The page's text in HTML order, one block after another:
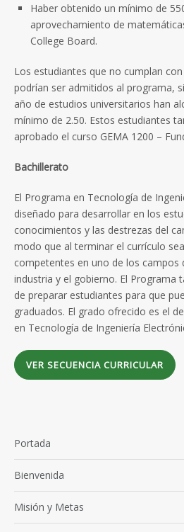
Haber obtenido un mínimo de
aprovechamiento de
College Board.
Los estudiantes que no cumplan
podrían ser admitidos al programa,
año de estudios universitarios han
mínimo de 2.50. Estos estudiantes
aprobado el curso GEMA 1200 –
Bachillerato
El Programa en Tecnología de
diseñado para desarrollar en los
conocimientos y las destrezas del
modo que al terminar el currículo
competentes en uno de los campos
industria y el gobierno. El Programa
de preparar estudiantes para que
graduados. El grado ofrecido es el
en Tecnología de Ingeniería
VER SECUENCIA CURRICULAR
Portada
Bienvenida
Misión y Metas